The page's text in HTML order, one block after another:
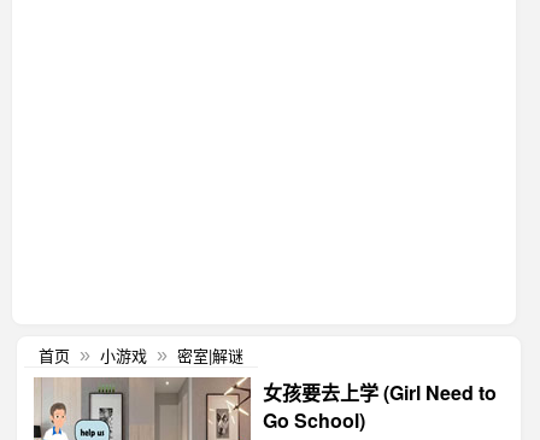
首页 » 小游戏 » 密室|解谜
女孩要去上学 (Girl Need to
Go School)